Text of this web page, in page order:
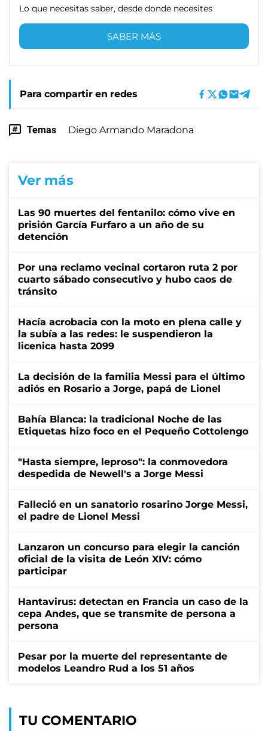
Lo que necesitas saber, desde donde necesites
SABER MÁS
Para compartir en redes
Temas Diego Armando Maradona
Ver más
Las 90 muertes del fentanilo: cómo vive en
prisión García Furfaro a un año de su
detención
Por una reclamo vecinal cortaron ruta 2 por
cuarto sábado consecutivo y hubo caos de
tránsito
Hacía acrobacia con la moto en plena calle y
la subía a las redes: le suspendieron la
licenica hasta 2099
La decisión de la familia Messi para el último
adiós en Rosario a Jorge, papá de Lionel
Bahía Blanca: la tradicional Noche de las
Etiquetas hizo foco en el Pequeño Cottolengo
"Hasta siempre, leproso": la conmovedora
despedida de Newell's a Jorge Messi
Falleció en un sanatorio rosarino Jorge Messi,
el padre de Lionel Messi
Lanzaron un concurso para elegir la canción
oficial de la visita de León XIV: cómo
participar
Hantavirus: detectan en Francia un caso de la
cepa Andes, que se transmite de persona a
persona
Pesar por la muerte del representante de
modelos Leandro Rud a los 51 años
TU COMENTARIO